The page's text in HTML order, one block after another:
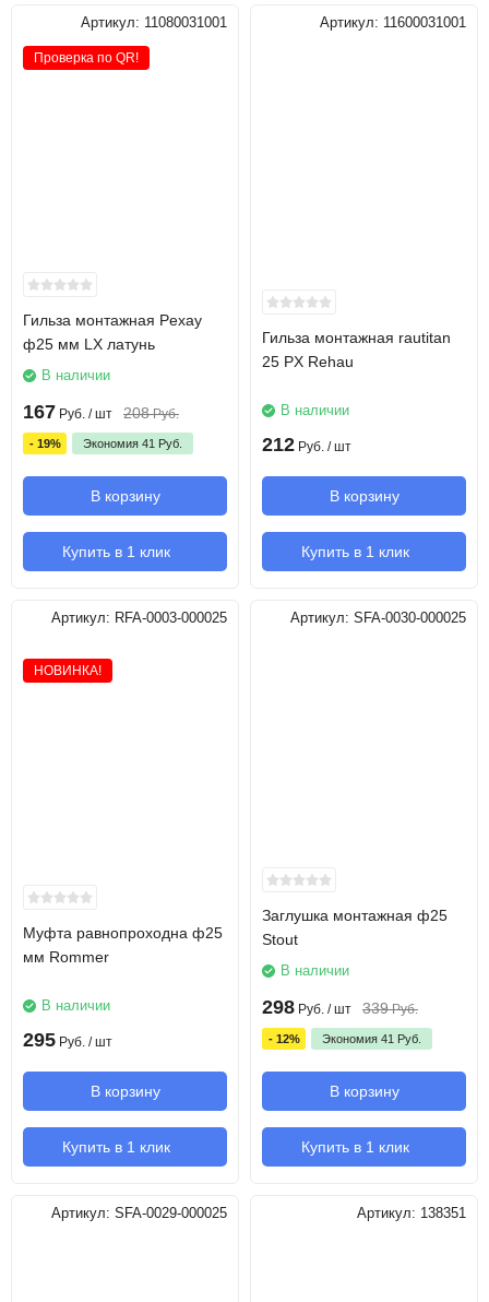
Артикул: 11080031001
Проверка по QR!
Гильза монтажная Pexay
ф25 мм LX латунь
В наличии
167 Руб. / шт 208 Руб.
- 19% Экономия 41 Руб.
В корзину
Купить в 1 клик
Артикул: 11600031001
Гильза монтажная rautitan
25 PX Rehau
В наличии
212 Руб. / шт
В корзину
Купить в 1 клик
Артикул: RFA-0003-000025
НОВИНКА!
Муфта равнопроходна ф25
мм Rommer
В наличии
295 Руб. / шт
В корзину
Купить в 1 клик
Артикул: SFA-0030-000025
Заглушка монтажная ф25
Stout
В наличии
298 Руб. / шт 339 Руб.
- 12% Экономия 41 Руб.
В корзину
Купить в 1 клик
Артикул: SFA-0029-000025 Артикул: 138351